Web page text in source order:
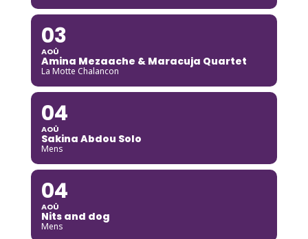
03
AOÛ
Amina Mezaache & Maracuja Quartet
La Motte Chalancon
04
AOÛ
Sakina Abdou Solo
Mens
04
AOÛ
Nits and dog
Mens